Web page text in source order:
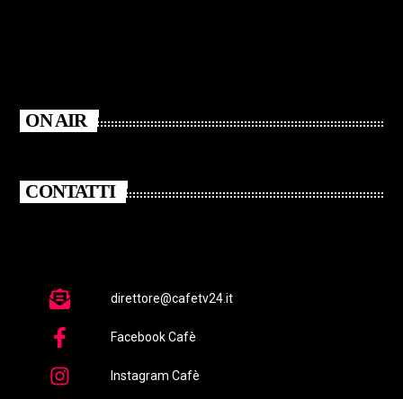
ON AIR
CONTATTI
direttore@cafetv24.it
Facebook Cafè
Instagram Cafè